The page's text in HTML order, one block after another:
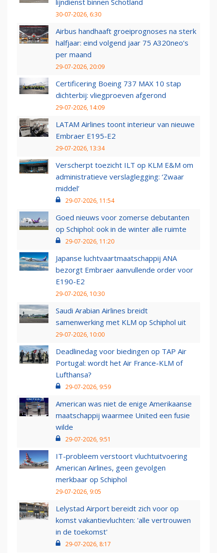
lijndienst binnen Schotland
30-07-2026, 6:30
Airbus handhaaft groeiprognoses na sterk
halfjaar: eind volgend jaar 75 A320neo’s
per maand
29-07-2026, 20:09
Certificering Boeing 737 MAX 10 stap
dichterbij: vliegproeven afgerond
29-07-2026, 14:09
LATAM Airlines toont interieur van nieuwe
Embraer E195-E2
29-07-2026, 13:34
Verscherpt toezicht ILT op KLM E&M om
administratieve verslaglegging: ‘Zwaar
middel’
29-07-2026, 11:54
Goed nieuws voor zomerse debutanten
op Schiphol: ook in de winter alle ruimte
29-07-2026, 11:20
Japanse luchtvaartmaatschappij ANA
bezorgt Embraer aanvullende order voor
E190-E2
29-07-2026, 10:30
Saudi Arabian Airlines breidt
samenwerking met KLM op Schiphol uit
29-07-2026, 10:00
Deadlinedag voor biedingen op TAP Air
Portugal: wordt het Air France-KLM of
Lufthansa?
29-07-2026, 9:59
American was niet de enige Amerikaanse
maatschappij waarmee United een fusie
wilde
29-07-2026, 9:51
IT-probleem verstoort vluchtuitvoering
American Airlines, geen gevolgen
merkbaar op Schiphol
29-07-2026, 9:05
Lelystad Airport bereidt zich voor op
komst vakantievluchten: 'alle vertrouwen
in de toekomst'
29-07-2026, 8:17